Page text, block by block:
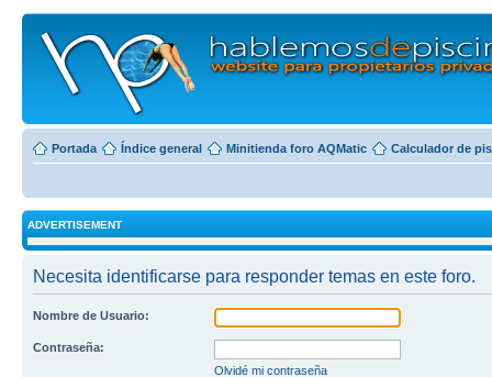
Portada Índice general Minitienda foro AQMatic Calculador de
ADVERTISEMENT
Necesita identificarse para responder temas en este foro.
Nombre de Usuario:
Contraseña:
Olvidé mi contraseña